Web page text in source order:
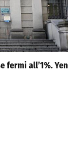
fermi all’1%. Yen